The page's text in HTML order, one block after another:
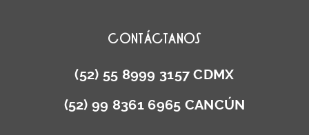
CONTÁCTANOS
(52) 55 8999 3157 CDMX
(52) 99 8361 6965 CANCÚN